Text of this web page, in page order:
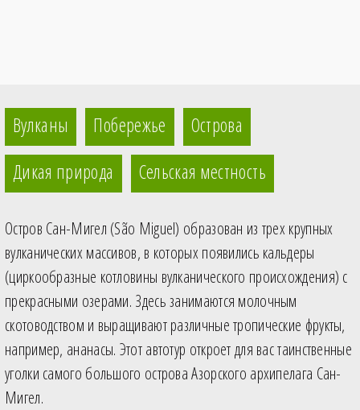
Вулканы Побережье
Острова
Дикая природа
Сельская местность
Остров Сан-Мигел (São Miguel) образован из трех крупных
вулканических массивов, в которых появились кальдеры
(циркообразные котловины вулканического происхождения) с
прекрасными озерами. Здесь занимаются молочным
скотоводством и выращивают различные тропические фрукты,
например, ананасы. Этот автотур откроет для вас таинственные
уголки самого большого острова Азорского архипелага Сан-
Мигел.